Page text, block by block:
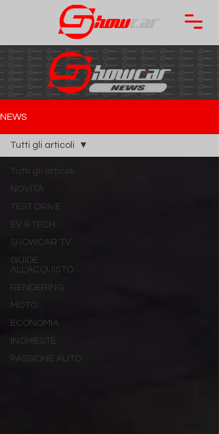
NEWS
Tutti gli articoli
NOVITÀ
TEST DRIVE
EV & TECH
SHOWCAR TV
GUIDE
ALL'ACQUISTO
RENDERING
MOTO
ECONOMIA
INCHIESTE
PASSIONE AUTO
Tutti gli articoli